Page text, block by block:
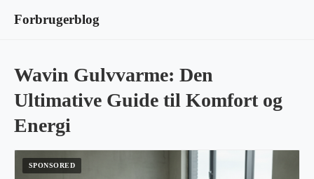
Forbrugerblog
Wavin Gulvvarme: Den
Ultimative Guide til Komfort og
Energi